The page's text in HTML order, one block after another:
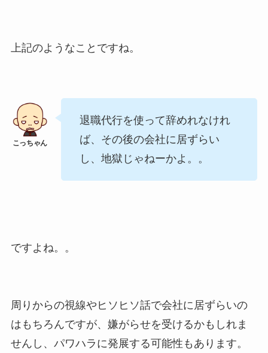
上記のようなことですね。
退職代行を使って辞めれなけれ
ば、その後の会社に居ずらい
し、地獄じゃねーかよ。。
ですよね。。
周りからの視線やヒソヒソ話で会社に居ずらいの
はもちろんですが、嫌がらせを受けるかもしれま
せんし、パワハラに発展する可能性もあります。